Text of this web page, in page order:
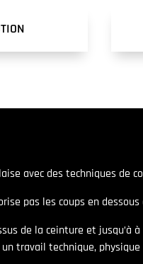
avec des techniques de
pas les coups en
de la ceinture et jusqu’à
travail technique,